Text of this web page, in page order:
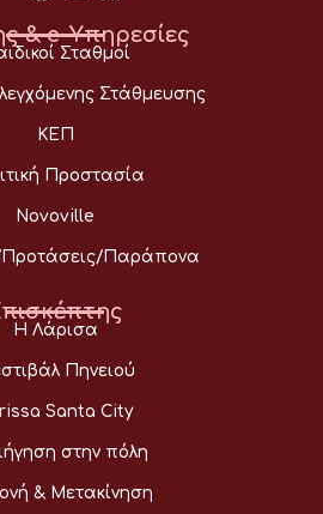
& e-Υπηρεσίες
Σταθμοί
Στάθμευσης
ΚΕΠ
Προστασία
Novoville
Προτάσεις/Παράπονα
Η Λάρισα
Πηνειού
Santa City
στην πόλη
& Μετακίνηση